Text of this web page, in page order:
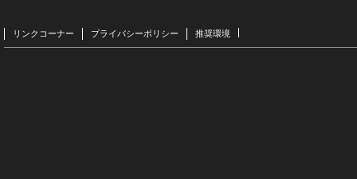
リンクコーナー プライバシーポリシー 推奨環境